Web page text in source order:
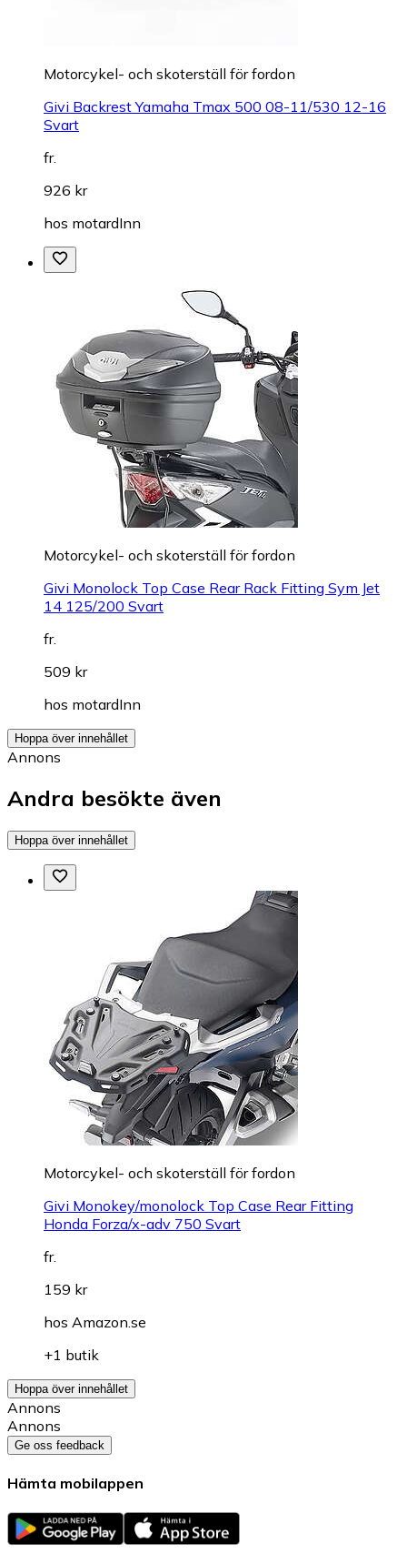
Motorcykel- och skoterställ för fordon
Givi Backrest Yamaha Tmax 500 08-11/530 12-16
Svart
fr.
926 kr
hos motardInn
Motorcykel- och skoterställ för fordon
Givi Monolock Top Case Rear Rack Fitting Sym Jet
14 125/200 Svart
fr.
509 kr
hos motardInn
Hoppa över innehållet
Annons
Andra besökte även
Hoppa över innehållet
Motorcykel- och skoterställ för fordon
Givi Monokey/monolock Top Case Rear Fitting
Honda Forza/x-adv 750 Svart
fr.
159 kr
hos Amazon.se
+1 butik
Hoppa över innehållet
Annons
Annons
Ge oss feedback
Hämta mobilappen